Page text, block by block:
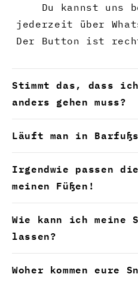
Du kannst uns
jederzeit über
Der Button ist
Stimmt das, dass
anders gehen muss?
Läuft man in
Irgendwie passen
meinen Füßen!
Wie kann ich meine
lassen?
Woher kommen eure